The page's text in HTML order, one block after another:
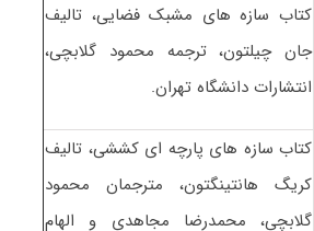
کتاب سازه های مشبک فضایی، تالیف
جان چیلتون، ترجمه محمود گلابچی،
انتشارات دانشگاه تهران.
کتاب سازه های پارچه ای کششی، تالیف
کریگ هانتینگتون، مترجمان محمود
گلابچی، محمدرضا مجاهدی و الهام